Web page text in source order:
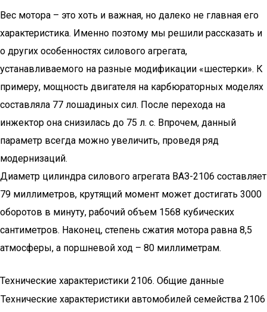
Вес мотора – это хоть и важная, но далеко не главная его
характеристика. Именно поэтому мы решили рассказать и
о других особенностях силового агрегата,
устанавливаемого на разные модификации «шестерки». К
примеру, мощность двигателя на карбюраторных моделях
составляла 77 лошадиных сил. После перехода на
инжектор она снизилась до 75 л. с. Впрочем, данный
параметр всегда можно увеличить, проведя ряд
модернизаций.
Диаметр цилиндра силового агрегата ВАЗ-2106 составляет
79 миллиметров, крутящий момент может достигать 3000
оборотов в минуту, рабочий объем 1568 кубических
сантиметров. Наконец, степень сжатия мотора равна 8,5
атмосферы, а поршневой ход – 80 миллиметрам.
Технические характеристики 2106. Общие данные
Технические характеристики автомобилей семейства 2106